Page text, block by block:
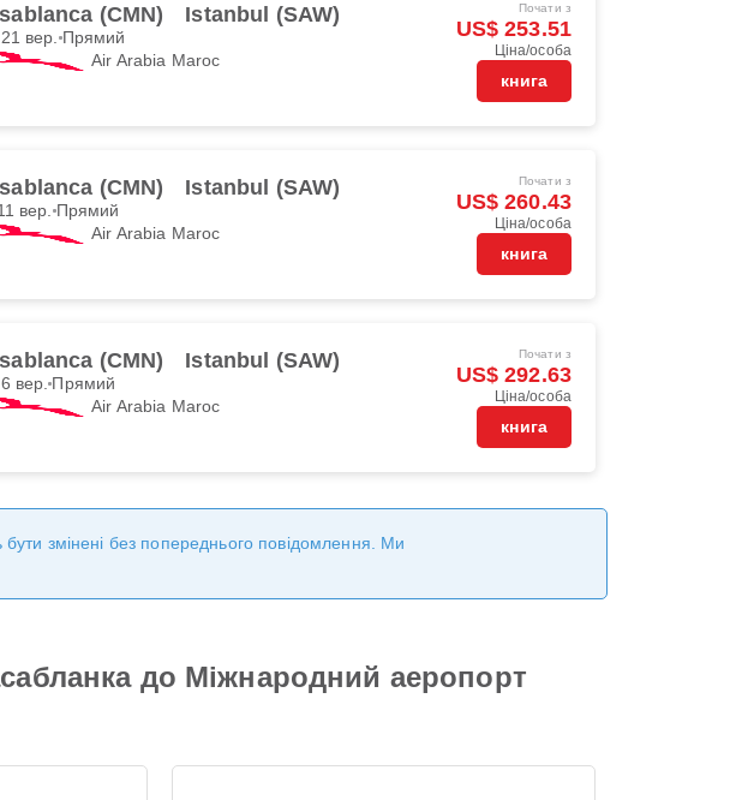
(CMN) Istanbul (SAW)
вер. Прямий
Air Arabia Maroc
Почати з
US$ 253.51
Ціна/особа
книга
(CMN) Istanbul (SAW)
вер. Прямий
Air Arabia Maroc
Почати з
US$ 260.43
Ціна/особа
книга
(CMN) Istanbul (SAW)
вер. Прямий
Air Arabia Maroc
Почати з
US$ 292.63
Ціна/особа
книга
бути змінені без попереднього повідомлення. Ми
до Міжнародний аеропорт